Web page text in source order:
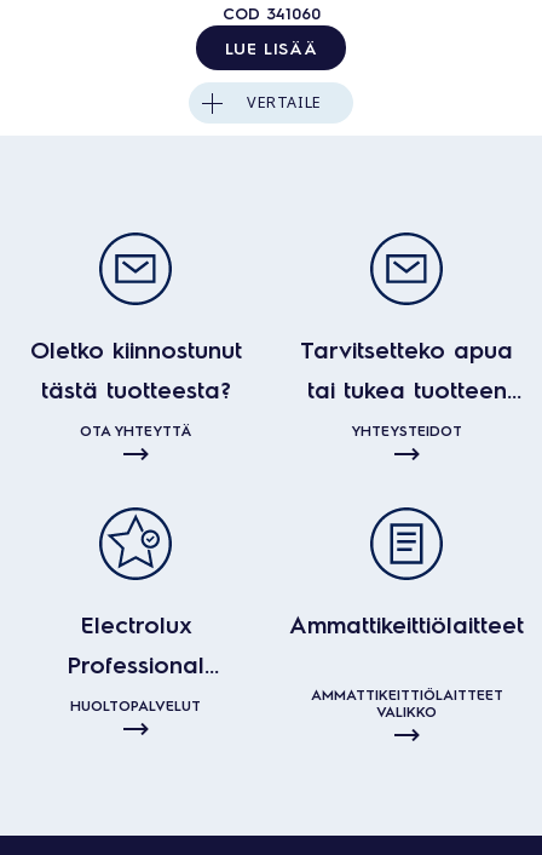
COD 341060
LUE LISÄÄ
VERTAILE
Oletko kiinnostunut
tästä tuotteesta?
OTA YHTEYTTÄ
Tarvitsetteko apua
tai tukea tuotteen
kanssa?
YHTEYSTEIDOT
Electrolux
Professional
huoltopalvelut
HUOLTOPALVELUT
Ammattikeittiölaitteet
AMMATTIKEITTIÖLAITTEET
VALIKKO